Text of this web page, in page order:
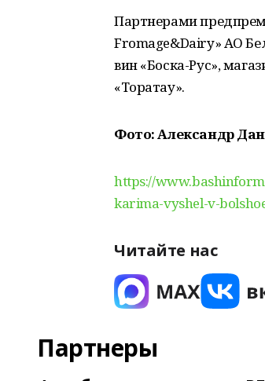
Партнерами
Fromage&Dairy» АО
вин «Боска-Рус»,
«Торатау».
Фото: Александр
https://
karima-vyshel-v-
Читайте нас
Партнеры